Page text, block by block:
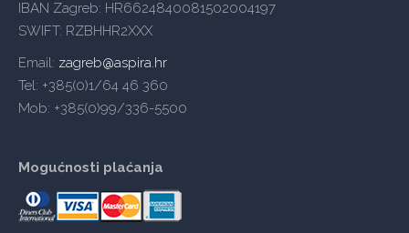
IBAN Zagreb: HR6624840081502004197
SWIFT: RZBHHR2XXX
Email: zagreb@aspira.hr
Tel: +385(0)1/64 46 360
Mob: +385(0)99/336-5500
Mogućnosti plaćanja